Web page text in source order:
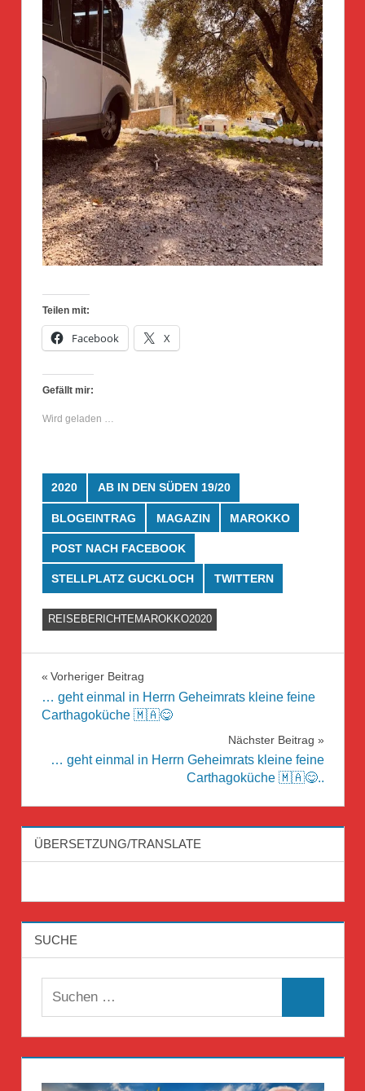
Teilen mit:
Facebook X
Gefällt mir:
Wird geladen …
2020 AB IN DEN SÜDEN 19/20
BLOGEINTRAG MAGAZIN MAROKKO
POST NACH FACEBOOK
STELLPLATZ GUCKLOCH TWITTERN
REISEBERICHTEMAROKKO2020
Beitragsnavigation
Vorheriger Beitrag
… geht einmal in Herrn Geheimrats kleine feine
Carthagoküche 🇲🇦😋
Nächster Beitrag
… geht einmal in Herrn Geheimrats kleine feine
Carthagoküche 🇲🇦😋..
ÜBERSETZUNG/TRANSLATE
SUCHE